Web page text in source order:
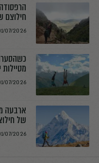
חילוצם
07/2026
07/2026
ארבעה
של
07/2026